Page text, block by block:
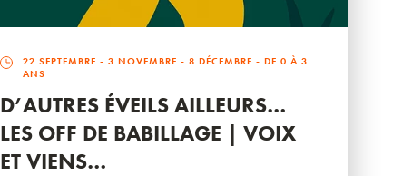
22 SEPTEMBRE -3 NOVEMBRE -8 DÉCEMBRE - DE 0 À 3
ANS
D’AUTRES ÉVEILS AILLEURS…
LES OFF DE BABILLAGE | VOIX
ET VIENS…